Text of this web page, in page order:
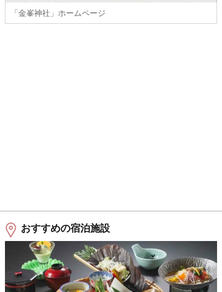
「金峯神社」ホームページ
おすすめの宿泊施設